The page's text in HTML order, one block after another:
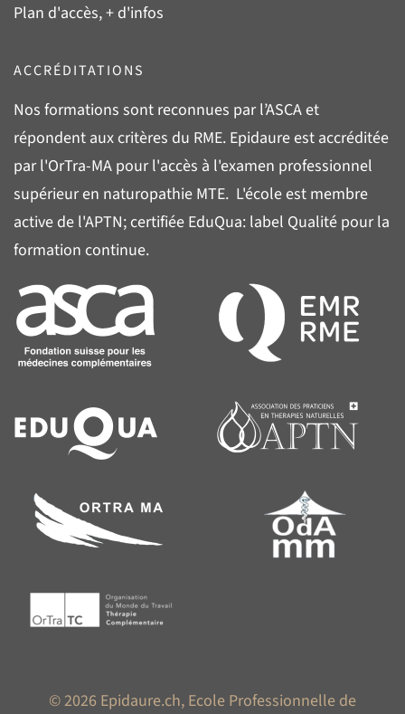
Plan d'accès, + d'infos
ACCRÉDITATIONS
Nos formations sont reconnues par l’ASCAet
répondent aux critères du RME. Epidaure est accréditée
par l'OrTra-MA pour l'accès à l'examen professionnel
supérieur en naturopathie MTE. L'école est membre
active de l'APTN; certifiée EduQua: label Qualité pour la
formation continue.
© 2026 Epidaure.ch, Ecole Professionnelle de